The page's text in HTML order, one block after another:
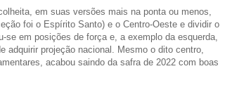
em suas versões mais na ponta ou menos,
foi o Espírito Santo) e o Centro-Oeste e dividir o
se em posições de força e, a exemplo da esquerda,
adquirir projeção nacional. Mesmo o dito centro,
acabou saindo da safra de 2022 com boas